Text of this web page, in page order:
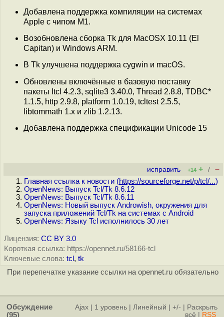
Добавлена поддержка компиляции на системах
Apple с чипом M1.
Возобновлена сборка Tk для MacOSX 10.11 (El
Capitan) и Windows ARM.
В Tk улучшена поддержка cygwin и macOS.
Обновлены включённые в базовую поставку
пакеты Itcl 4.2.3, sqlite3 3.40.0, Thread 2.8.8, TDBC*
1.1.5, http 2.9.8, platform 1.0.19, tcltest 2.5.5,
libtommath 1.x и zlib 1.2.13.
Добавлена поддержка спецификации Unicode 15
исправить +14 + / –
Главная ссылка к новости (https://sourceforge.net/p/tcl/...)
OpenNews: Выпуск Tcl/Tk 8.6.12
OpenNews: Выпуск Tcl/Tk 8.6.11
OpenNews: Новый выпуск Androwish, окружения для
запуска приложений Tcl/Tk на системах с Android
OpenNews: Языку Tcl исполнилось 30 лет
Лицензия: CC BY 3.0
Короткая ссылка: https://opennet.ru/58166-tcl
Ключевые слова: tcl , tk
При перепечатке указание ссылки на opennet.ru обязательно
Обсуждение
(95)
Ajax 1 уровень Линейный +/-
Раскрыть
всё
RSS